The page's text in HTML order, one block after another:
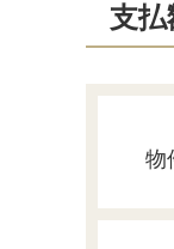
支払
物